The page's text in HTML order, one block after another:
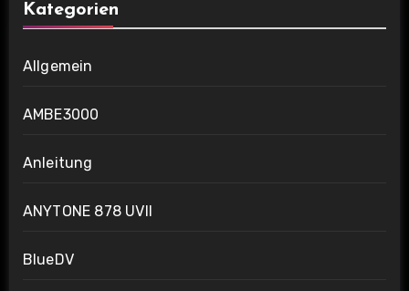
Kategorien
Allgemein
AMBE3000
Anleitung
ANYTONE 878 UVII
BlueDV